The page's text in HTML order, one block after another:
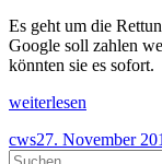
Es geht um die
Google soll zahlen
könnten sie es sofort.
„Merkel
die
weiterlesen
Autor
cwsVeröffentlicht
am
27. November
Suchen